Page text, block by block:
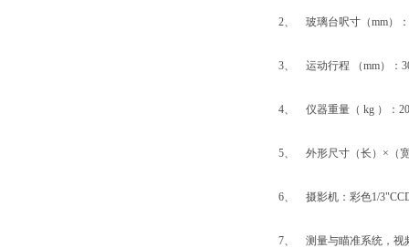
2、 玻璃台呎寸（mm）：
3、 运动行程 （mm）：
4、 仪器重量（ kg ）：
5、 外形尺寸（长）×（宽
6、 摄影机：彩色1/
7、 测量与瞄准系统，视